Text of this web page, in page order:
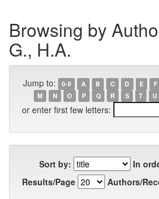
Browsing by
G., H.A.
Jump to: 0-9 A B C D E F
M
N O P Q R S T U
or enter first few letters:
Sort by:
In
Results/Page
Authors/